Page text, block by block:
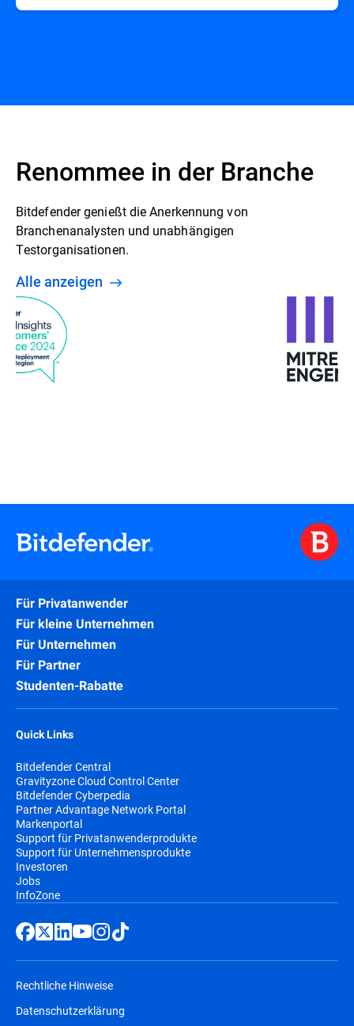
Renommee in der Branche
Bitdefender genießt die Anerkennung von
Branchenanalysten und unabhängigen
Testorganisationen.
Alle anzeigen
Für Privatanwender
Für kleine Unternehmen
Für Unternehmen
Für Partner
Studenten-Rabatte
Quick Links
Bitdefender Central
Gravityzone Cloud Control Center
Bitdefender Cyberpedia
Partner Advantage Network Portal
Markenportal
Support für Privatanwenderprodukte
Support für Unternehmensprodukte
Investoren
Jobs
InfoZone
Rechtliche Hinweise
Datenschutzerklärung